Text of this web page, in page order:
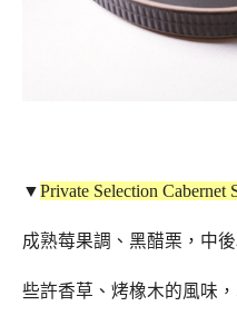
▼Private Selection Cabernet
成熟莓果調、黑醋栗，中
些許香草、烤橡木的風味，